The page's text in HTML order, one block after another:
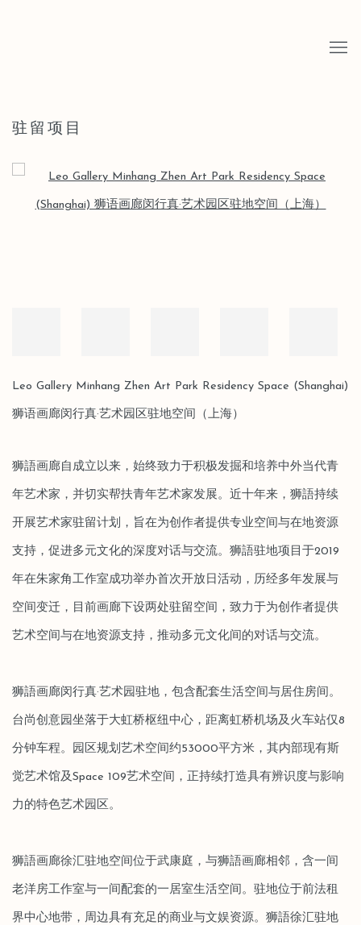
驻留项目
Open a larger version of the following image in a popup:
Leo Gallery Minhang Zhen Art Park Residency Space (Shanghai)
狮语画廊闵行真·艺术园区驻地空间（上海）
狮語画廊自成立以来，始终致力于积极发掘和培养中外当代青
年艺术家，并切实帮扶青年艺术家发展。近十年来，狮語持续
开展艺术家驻留计划，旨在为创作者提供专业空间与在地资源
支持，促进多元文化的深度对话与交流。狮語驻地项目于2019
年在朱家角工作室成功举办首次开放日活动，历经多年发展与
空间变迁，目前画廊下设两处驻留空间，致力于为创作者提供
艺术空间与在地资源支持，推动多元文化间的对话与交流。
狮語画廊闵行真·艺术园驻地，包含配套生活空间与居住房间。
台尚创意园坐落于大虹桥枢纽中心，距离虹桥机场及火车站仅8
分钟车程。园区规划艺术空间约53000平方米，其内部现有斯
觉艺术馆及Space 109艺术空间，正持续打造具有辨识度与影响
力的特色艺术园区。
狮語画廊徐汇驻地空间位于武康庭，与狮語画廊相邻，含一间
老洋房工作室与一间配套的一居室生活空间。驻地位于前法租
界中心地带，周边具有充足的商业与文娱资源。狮語徐汇驻地